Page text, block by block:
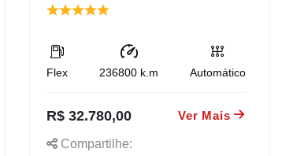
Flex 236800 k.m Automático
R$ 32.780,00 Ver Mais
Compartilhe: